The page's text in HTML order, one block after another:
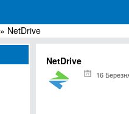
программ для Windows
» NetDrive
NetDrive
16